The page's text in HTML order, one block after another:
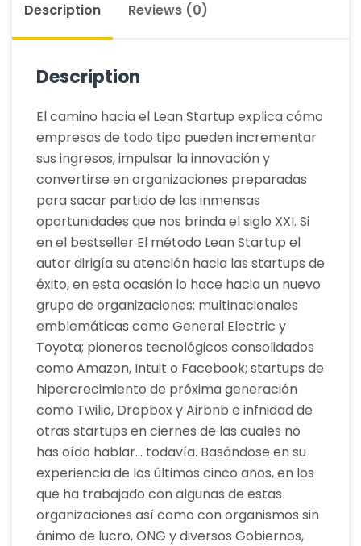
Description Reviews (0)
Description
El camino hacia el Lean Startup explica cómo
empresas de todo tipo pueden incrementar
sus ingresos, impulsar la innovación y
convertirse en organizaciones preparadas
para sacar partido de las inmensas
oportunidades que nos brinda el siglo XXI. Si
en el bestseller El método Lean Startup el
autor dirigía su atención hacia las startups de
éxito, en esta ocasión lo hace hacia un nuevo
grupo de organizaciones: multinacionales
emblemáticas como General Electric y
Toyota; pioneros tecnológicos consolidados
como Amazon, Intuit o Facebook; startups de
hipercrecimiento de próxima generación
como Twilio, Dropbox y Airbnb e infnidad de
otras startups en ciernes de las cuales no
has oído hablar… todavía. Basándose en su
experiencia de los últimos cinco años, en los
que ha trabajado con algunas de estas
organizaciones así como con organismos sin
ánimo de lucro, ONG y diversos Gobiernos,